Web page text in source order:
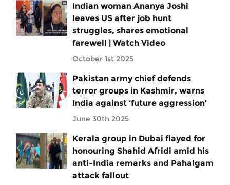
Indian woman Ananya Joshi
leaves US after job hunt
struggles, shares emotional
farewell | Watch Video
October 1st 2025
Pakistan army chief defends
terror groups in Kashmir, warns
India against ‘future aggression’
June 30th 2025
Kerala group in Dubai flayed for
honouring Shahid Afridi amid his
anti-India remarks and Pahalgam
attack fallout